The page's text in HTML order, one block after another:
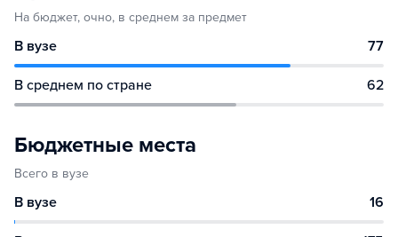
На бюджет, очно, в среднем за предмет
В вузе 77
В среднем по стране 62
Бюджетные места
Всего в вузе
В вузе 16